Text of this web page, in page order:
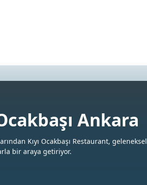
Ankara
Kıyı Ocakbaşı Restaurant, geleneksel
bir araya getiriyor.